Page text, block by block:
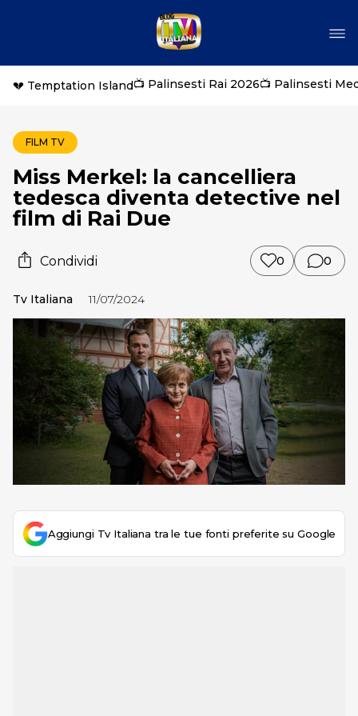
💔 Temptation Island📺 Palinsesti Rai 2026📺 Palinsesti
FILM TV
Miss Merkel: la cancelliera
tedesca diventa detective nel
film di Rai Due
Condividi 0 0
Tv Italiana 11/07/2024
Aggiungi Tv Italiana tra le tue fonti preferite su Google